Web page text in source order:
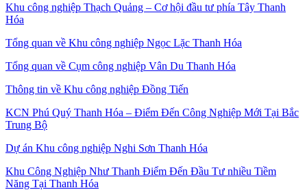
Khu công nghiệp Thạch Quảng – Cơ hội đầu tư phía Tây Thanh
Hóa
Tổng quan về Khu công nghiệp Ngọc Lặc Thanh Hóa
Tổng quan về Cụm công nghiệp Vân Du Thanh Hóa
Thông tin về Khu công nghiệp Đồng Tiến
KCN Phú Quý Thanh Hóa – Điểm Đến Công Nghiệp Mới Tại Bắc
Trung Bộ
Dự án Khu công nghiệp Nghi Sơn Thanh Hóa
Khu Công Nghiệp Như Thanh Điểm Đến Đầu Tư nhiều Tiềm
Năng Tại Thanh Hóa